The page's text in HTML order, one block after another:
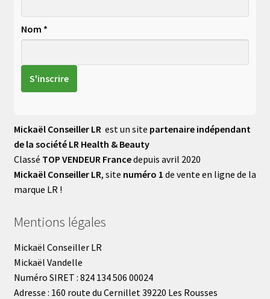
Nom *
Mickaël Conseiller LRest un site partenaire indépendant
de la société LR Health & Beauty
Classé TOP VENDEUR Francedepuis avril 2020
Mickaël Conseiller LR, site numéro 1 de vente en ligne de la
marque LR !
Mentions légales
Mickaël Conseiller LR
Mickaël Vandelle
Numéro SIRET : 824 134 506 00024
Adresse : 160 route du Cernillet 39220 Les Rousses